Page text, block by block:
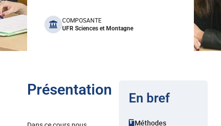
benefits
COMPOSANTE
UFR Sciences et Montagne
Présentation En bref
Méthodes